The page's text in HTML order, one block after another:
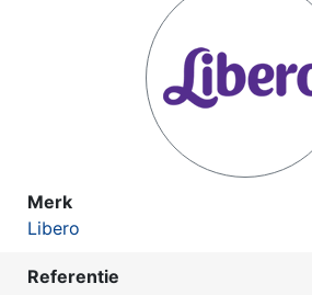
Merk
Libero
Referentie